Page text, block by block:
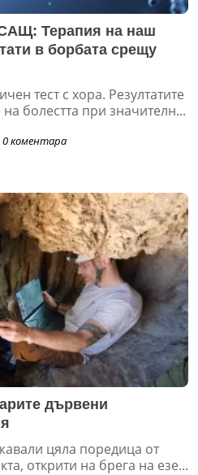
Терапия на наш
в борбата срещу
тест с хора. Резултатите
болестта при значителн...
0коментара
дървени
цяла поредица от
открити на брега на езе...